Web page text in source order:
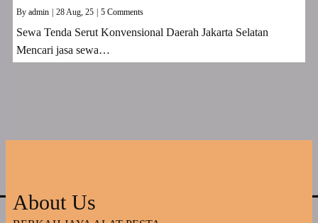
By admin 28Aug, 25 5 Comments
Sewa Tenda Serut Konvensional Daerah Jakarta Selatan
Mencari jasa sewa…
About Us